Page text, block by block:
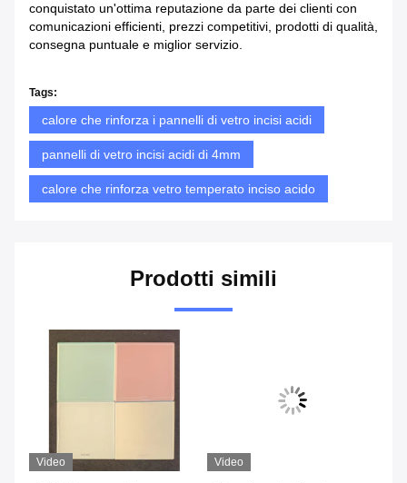
conquistato un'ottima reputazione da parte dei clienti con
comunicazioni efficienti, prezzi competitivi, prodotti di qualità,
consegna puntuale e miglior servizio.
Tags:
calore che rinforza i pannelli di vetro incisi acidi
pannelli di vetro incisi acidi di 4mm
calore che rinforza vetro temperato inciso acido
Prodotti simili
Video Video